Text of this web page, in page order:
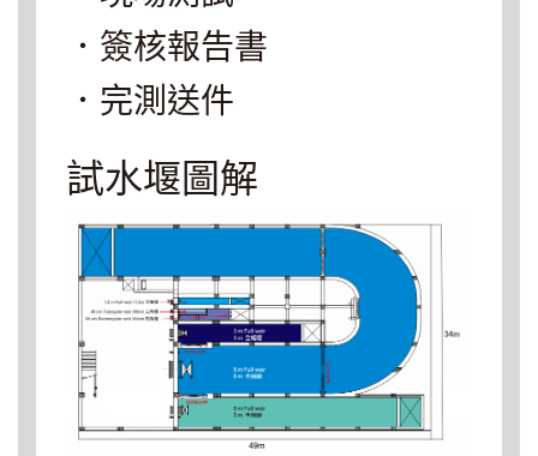
．簽核報告書
．完測送件
試水堰圖解